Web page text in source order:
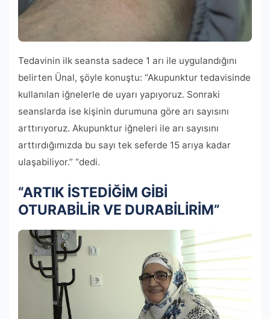
Tedavinin ilk seansta sadece 1 arı ile uygulandığını
belirten Ünal, şöyle konuştu: “Akupunktur tedavisinde
kullanılan iğnelerle de uyarı yapıyoruz. Sonraki
seanslarda ise kişinin durumuna göre arı sayısını
arttırıyoruz. Akupunktur iğneleri ile arı sayısını
arttırdığımızda bu sayı tek seferde 15 arıya kadar
ulaşabiliyor.” “dedi.
“ARTIK İSTEDİĞİM GİBİ
OTURABİLİR VE DURABİLİRİM”